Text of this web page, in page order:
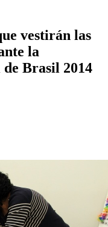
vestirán las
la
Brasil 2014